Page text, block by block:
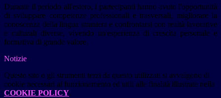
Durante il periodo all'estero, i partecipanti hanno avuto l'opportunità
di sviluppare competenze professionali e trasversali, migliorare la
conoscenza della lingua straniera e confrontarsi con realtà lavorative
e culturali diverse, vivendo un'esperienza di crescita personale e
formativa di grande valore.
Notizie
Questo sito o gli strumenti terzi da questo utilizzati si avvalgono di
cookie necessari al funzionamento ed utili alle finalità illustrate nella
COOKIE POLICY.